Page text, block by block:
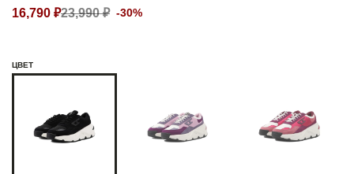
16,790 ₽23,990 ₽ -30%
ЦВЕТ